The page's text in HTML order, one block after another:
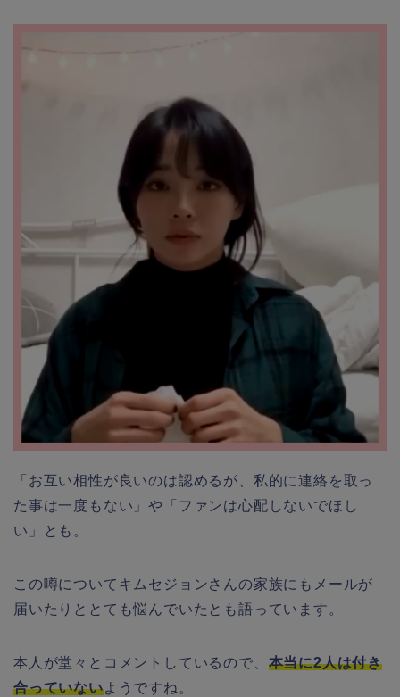
「お互い相性が良いのは認めるが、私的に連絡を取っ
た事は一度もない」や「ファンは心配しないでほし
い」とも。
この噂についてキムセジョンさんの家族にもメールが
届いたりととても悩んでいたとも語っています。
本人が堂々とコメントしているので、 本当に2人は付き
合っていないようですね。